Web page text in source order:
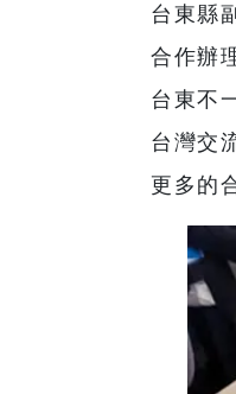
台東縣
合作辦
台東不
台灣交
更多的